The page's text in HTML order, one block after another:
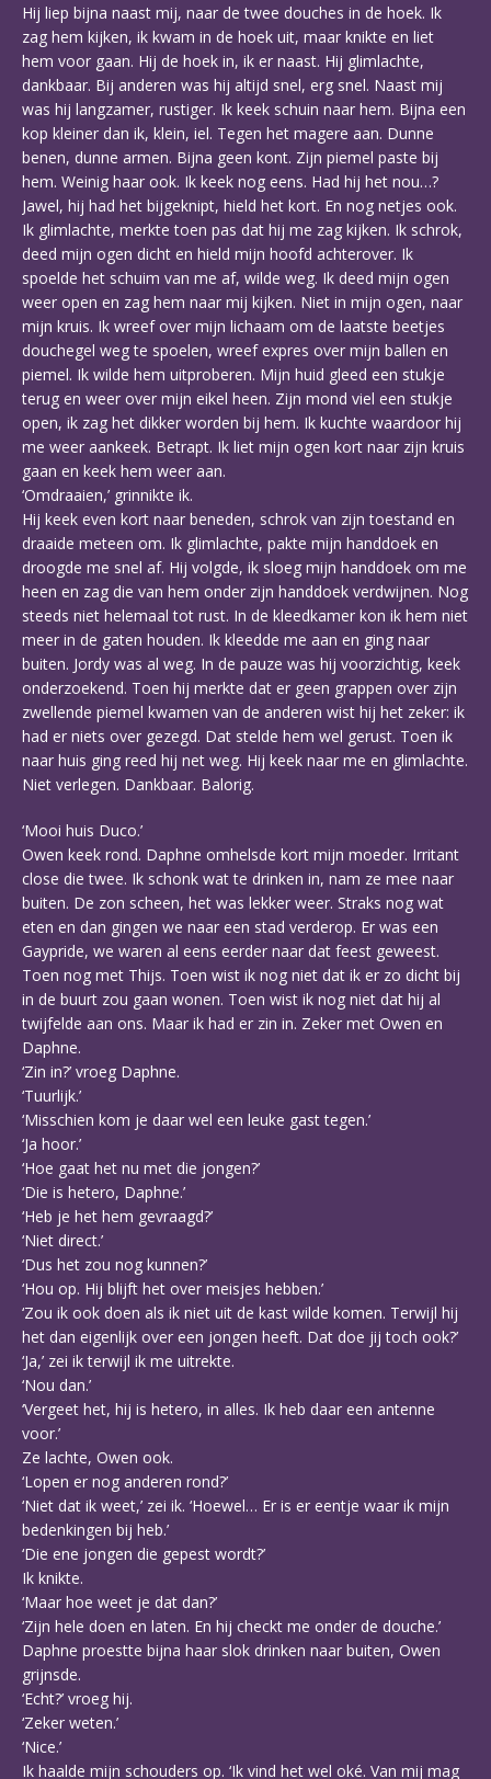
Hij liep bijna naast mij, naar de twee douches in de hoek. Ik
zag hem kijken, ik kwam in de hoek uit, maar knikte en liet
hem voor gaan. Hij de hoek in, ik er naast. Hij glimlachte,
dankbaar. Bij anderen was hij altijd snel, erg snel. Naast mij
was hij langzamer, rustiger. Ik keek schuin naar hem. Bijna een
kop kleiner dan ik, klein, iel. Tegen het magere aan. Dunne
benen, dunne armen. Bijna geen kont. Zijn piemel paste bij
hem. Weinig haar ook. Ik keek nog eens. Had hij het nou…?
Jawel, hij had het bijgeknipt, hield het kort. En nog netjes ook.
Ik glimlachte, merkte toen pas dat hij me zag kijken. Ik schrok,
deed mijn ogen dicht en hield mijn hoofd achterover. Ik
spoelde het schuim van me af, wilde weg. Ik deed mijn ogen
weer open en zag hem naar mij kijken. Niet in mijn ogen, naar
mijn kruis. Ik wreef over mijn lichaam om de laatste beetjes
douchegel weg te spoelen, wreef expres over mijn ballen en
piemel. Ik wilde hem uitproberen. Mijn huid gleed een stukje
terug en weer over mijn eikel heen. Zijn mond viel een stukje
open, ik zag het dikker worden bij hem. Ik kuchte waardoor hij
me weer aankeek. Betrapt. Ik liet mijn ogen kort naar zijn kruis
gaan en keek hem weer aan.
‘Omdraaien,’ grinnikte ik.
Hij keek even kort naar beneden, schrok van zijn toestand en
draaide meteen om. Ik glimlachte, pakte mijn handdoek en
droogde me snel af. Hij volgde, ik sloeg mijn handdoek om me
heen en zag die van hem onder zijn handdoek verdwijnen. Nog
steeds niet helemaal tot rust. In de kleedkamer kon ik hem niet
meer in de gaten houden. Ik kleedde me aan en ging naar
buiten. Jordy was al weg. In de pauze was hij voorzichtig, keek
onderzoekend. Toen hij merkte dat er geen grappen over zijn
zwellende piemel kwamen van de anderen wist hij het zeker: ik
had er niets over gezegd. Dat stelde hem wel gerust. Toen ik
naar huis ging reed hij net weg. Hij keek naar me en glimlachte.
Niet verlegen. Dankbaar. Balorig.
‘Mooi huis Duco.’
Owen keek rond. Daphne omhelsde kort mijn moeder. Irritant
close die twee. Ik schonk wat te drinken in, nam ze mee naar
buiten. De zon scheen, het was lekker weer. Straks nog wat
eten en dan gingen we naar een stad verderop. Er was een
Gaypride, we waren al eens eerder naar dat feest geweest.
Toen nog met Thijs. Toen wist ik nog niet dat ik er zo dicht bij
in de buurt zou gaan wonen. Toen wist ik nog niet dat hij al
twijfelde aan ons. Maar ik had er zin in. Zeker met Owen en
Daphne.
‘Zin in?’ vroeg Daphne.
‘Tuurlijk.’
‘Misschien kom je daar wel een leuke gast tegen.’
‘Ja hoor.’
‘Hoe gaat het nu met die jongen?’
‘Die is hetero, Daphne.’
‘Heb je het hem gevraagd?’
‘Niet direct.’
‘Dus het zou nog kunnen?’
‘Hou op. Hij blijft het over meisjes hebben.’
‘Zou ik ook doen als ik niet uit de kast wilde komen. Terwijl hij
het dan eigenlijk over een jongen heeft. Dat doe jij toch ook?’
‘Ja,’ zei ik terwijl ik me uitrekte.
‘Nou dan.’
‘Vergeet het, hij is hetero, in alles. Ik heb daar een antenne
voor.’
Ze lachte, Owen ook.
‘Lopen er nog anderen rond?’
‘Niet dat ik weet,’ zei ik. ‘Hoewel… Er is er eentje waar ik mijn
bedenkingen bij heb.’
‘Die ene jongen die gepest wordt?’
Ik knikte.
‘Maar hoe weet je dat dan?’
‘Zijn hele doen en laten. En hij checkt me onder de douche.’
Daphne proestte bijna haar slok drinken naar buiten, Owen
grijnsde.
‘Echt?’ vroeg hij.
‘Zeker weten.’
‘Nice.’
Ik haalde mijn schouders op. ‘Ik vind het wel oké. Van mij mag